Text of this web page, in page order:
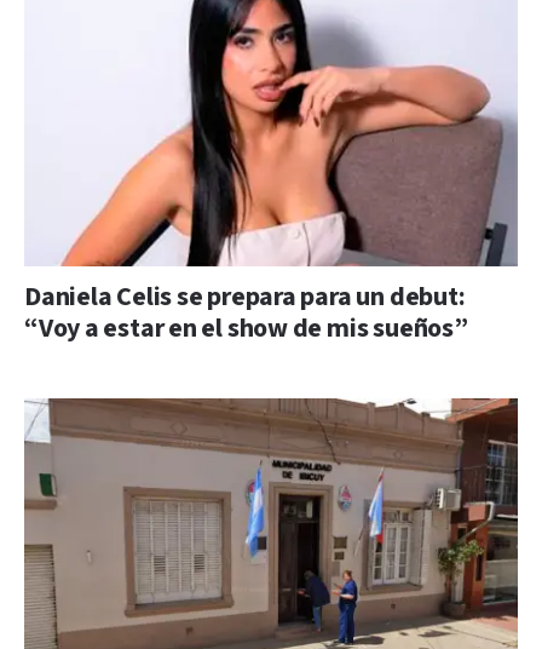
Daniela Celis se prepara para un debut:
“Voy a estar en el show de mis sueños”